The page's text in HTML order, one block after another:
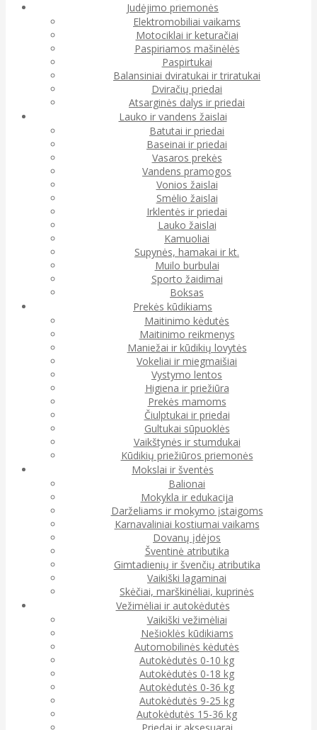
Judėjimo priemonės
Elektromobiliai vaikams
Motociklai ir keturačiai
Paspiriamos mašinėlės
Paspirtukai
Balansiniai dviratukai ir triratukai
Dviračių priedai
Atsarginės dalys ir priedai
Lauko ir vandens žaislai
Batutai ir priedai
Baseinai ir priedai
Vasaros prekės
Vandens pramogos
Vonios žaislai
Smėlio žaislai
Irklentės ir priedai
Lauko žaislai
Kamuoliai
Supynės, hamakai ir kt.
Muilo burbulai
Sporto žaidimai
Boksas
Prekės kūdikiams
Maitinimo kėdutės
Maitinimo reikmenys
Maniežai ir kūdikių lovytės
Vokeliai ir miegmaišiai
Vystymo lentos
Higiena ir priežiūra
Prekės mamoms
Čiulptukai ir priedai
Gultukai sūpuoklės
Vaikštynės ir stumdukai
Kūdikių priežiūros priemonės
Mokslai ir šventės
Balionai
Mokykla ir edukacija
Darželiams ir mokymo įstaigoms
Karnavaliniai kostiumai vaikams
Dovanų įdėjos
Šventinė atributika
Gimtadienių ir švenčių atributika
Vaikiški lagaminai
Skėčiai, marškinėliai, kuprinės
Vežimėliai ir autokėdutės
Vaikiški vežimėliai
Nešioklės kūdikiams
Automobilinės kėdutės
Autokėdutės 0-10 kg
Autokėdutės 0-18 kg
Autokėdutės 0-36 kg
Autokėdutės 9-25 kg
Autokėdutės 15-36 kg
Priedai ir aksesuarai